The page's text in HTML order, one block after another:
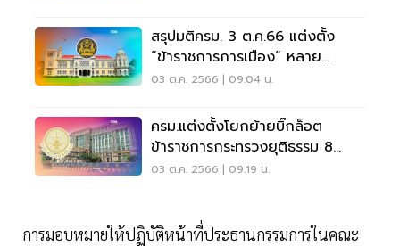
สรุปมติครม. 3 ต.ค.66 แต่งตั้ง
“ข้าราชการการเมือง” หลาย
ตำแหน่ง
03 ต.ค. 2566 | 09:04 น.
ครม.แต่งตั้งโยกย้ายบิ๊กล็อต
ข้าราชการกระทรวงยุติธรรม 8
ตำแหน่ง
03 ต.ค. 2566 | 09:19 น.
การมอบหมายให้ปฏิบัติหน้าที่ประธานกรรมการในคณะ